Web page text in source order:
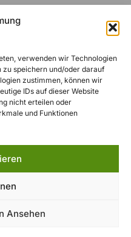
verwenden wir Technologien
speichern und/oder darauf
zustimmen, können wir
IDs auf dieser Website
nicht erteilen oder
und Funktionen
Ansehen